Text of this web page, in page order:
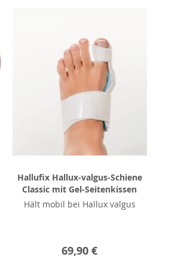
Hallufix Hallux-valgus-Schiene
Classic mit Gel-Seitenkissen
Hält mobil bei Hallux valgus
69,90 €